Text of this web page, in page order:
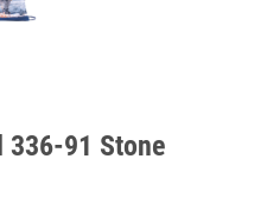
336-91 Stone